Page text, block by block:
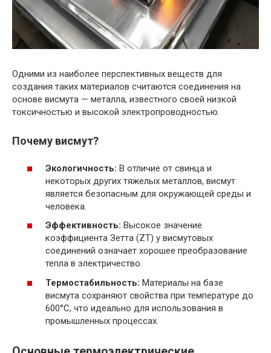
Одними из наиболее перспективных веществ для
создания таких материалов считаются соединения на
основе висмута — металла, известного своей низкой
токсичностью и высокой электропроводностью.
Почему висмут?
Экологичность: В отличие от свинца и
некоторых других тяжелых металлов, висмут
является безопасным для окружающей среды и
человека.
Эффективность: Высокое значение
коэффициента Зетта (ZT) у висмутовых
соединений означает хорошее преобразование
тепла в электричество.
Термостабильность: Материалы на базе
висмута сохраняют свойства при температуре до
600°C, что идеально для использования в
промышленных процессах.